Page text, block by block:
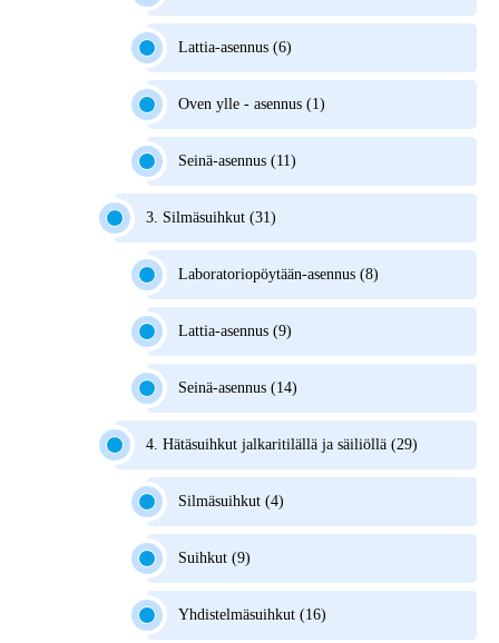
Lattia-asennus (6)
Oven ylle - asennus (1)
Seinä-asennus (11)
3. Silmäsuihkut (31)
Laboratoriopöytään-asennus (8)
Lattia-asennus (9)
Seinä-asennus (14)
4. Hätäsuihkut jalkaritilällä ja säiliöllä (29)
Silmäsuihkut (4)
Suihkut (9)
Yhdistelmäsuihkut (16)